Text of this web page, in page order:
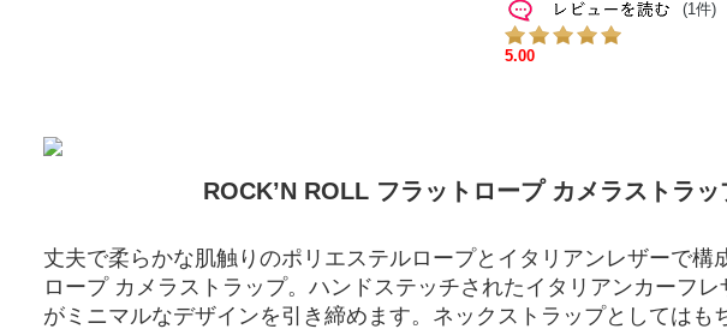
(1件)
ROCK’N ROLL フラットロープ カメラストラッ
丈夫で柔らかな肌触りのポリエステルロープとイタリアンレザーで構
ロープ カメラストラップ。ハンドステッチされたイタリアンカーフ
がミニマルなデザインを引き締めます。ネックストラップとしてはも